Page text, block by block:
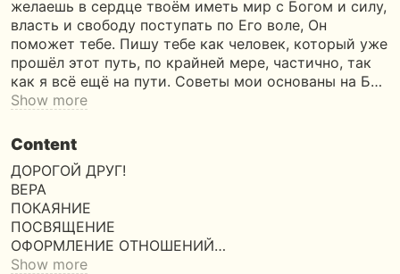
желаешь в сердце твоём иметь мир с Богом и силу,
власть и свободу поступать по Его воле, Он
поможет тебе. Пишу тебе как человек, который уже
прошёл этот путь, по крайней мере, частично, так
как я всё ещё на пути. Советы мои основаны на Б…
Show more
Content
ДОРОГОЙ ДРУГ!
ВЕРА
ПОКАЯНИЕ
ПОСВЯЩЕНИЕ
ОФОРМЛЕНИЕ ОТНОШЕНИЙ…
Show more